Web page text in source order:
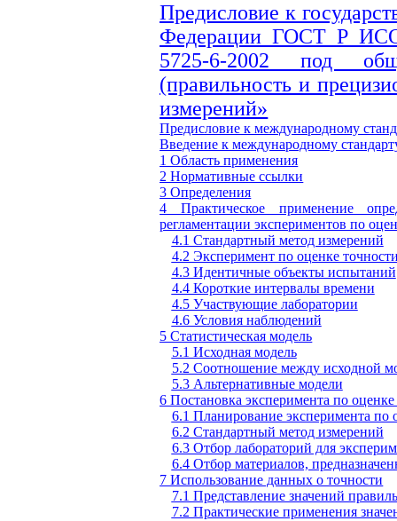
Предисловие к
Федерации ГОСТ Р
5725-6-2002 под
(правильность и
измерений»
Предисловие к международному
Введение к международному
1 Область применения
2 Нормативные ссылки
3 Определения
4 Практическое применение
регламентации экспериментов по
4.1 Стандартный метод измерений
4.2 Эксперимент по оценке
4.3 Идентичные объекты испытаний
4.4 Короткие интервалы времени
4.5 Участвующие лаборатории
4.6 Условия наблюдений
5 Статистическая модель
5.1 Исходная модель
5.2 Соотношение между исходной
5.3 Альтернативные модели
6 Постановка эксперимента по
6.1 Планирование эксперимента по
6.2 Стандартный метод измерений
6.3 Отбор лабораторий для
6.4 Отбор материалов,
7 Использование данных о точности
7.1 Представление значений
7.2 Практические применения